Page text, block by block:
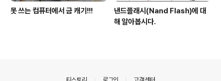
못 쓰는 컴퓨터에서 금 캐기!!!
낸드플래시(Nand Flash)에 대
해 알아봅시다.